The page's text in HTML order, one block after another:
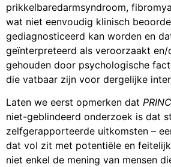
prikkelbaredarmsyndroom,
wat niet eenvoudig klinisch
gediagnosticeerd kan worden en
geïnterpreteerd als veroorzaakt en/
gehouden door psychologische
die vatbaar zijn voor dergelijke
Laten we eerst opmerken dat
niet-geblindeerd onderzoek is dat
zelfgerapporteerde uitkomsten –
dat vol zit met potentiële en
niet enkel de mening van mensen